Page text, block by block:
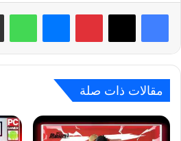
بينتيريست واتساب
مقالات ذات صلة